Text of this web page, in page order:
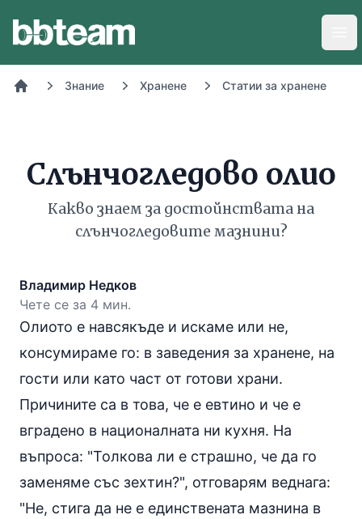
Знание Хранене Статии за хранене
Слънчогледово олио
Какво знаем за достойнствата на
слънчогледовите мазнини?
Владимир Недков
Чете се за 4 мин.
Олиото е навсякъде и искаме или не,
консумираме го: в заведения за хранене, на
гости или като част от готови храни.
Причините са в това, че е евтино и че е
вградено в националната ни кухня. На
въпроса: "Толкова ли е страшно, че да го
заменяме със зехтин?", отговарям веднага:
"Не, стига да не е единствената мазнина в